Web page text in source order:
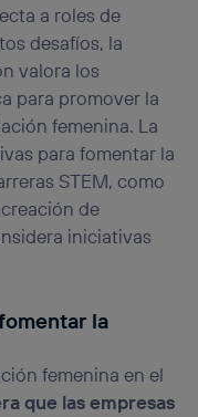
a roles de
desafíos, la
valora los
para promover la
femenina. La
para fomentar la
STEM, como
de
iniciativas
la
femenina en el
que las empresas